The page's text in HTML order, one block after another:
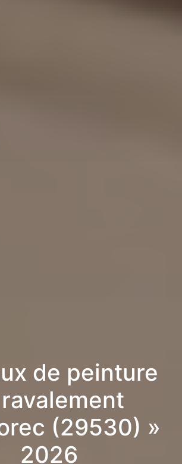
de peinture
(29530) »
2026